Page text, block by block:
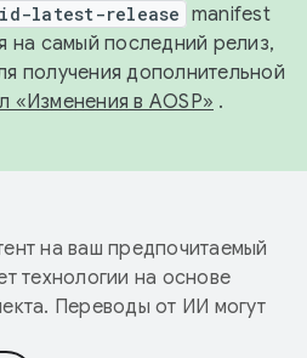
latest-release manifest
на самый последний релиз,
получения дополнительной
«Изменения в AOSP» .
на ваш предпочитаемый
технологии на основе
Переводы от ИИ могут